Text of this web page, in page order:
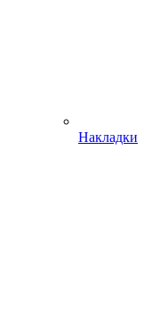
Накладки